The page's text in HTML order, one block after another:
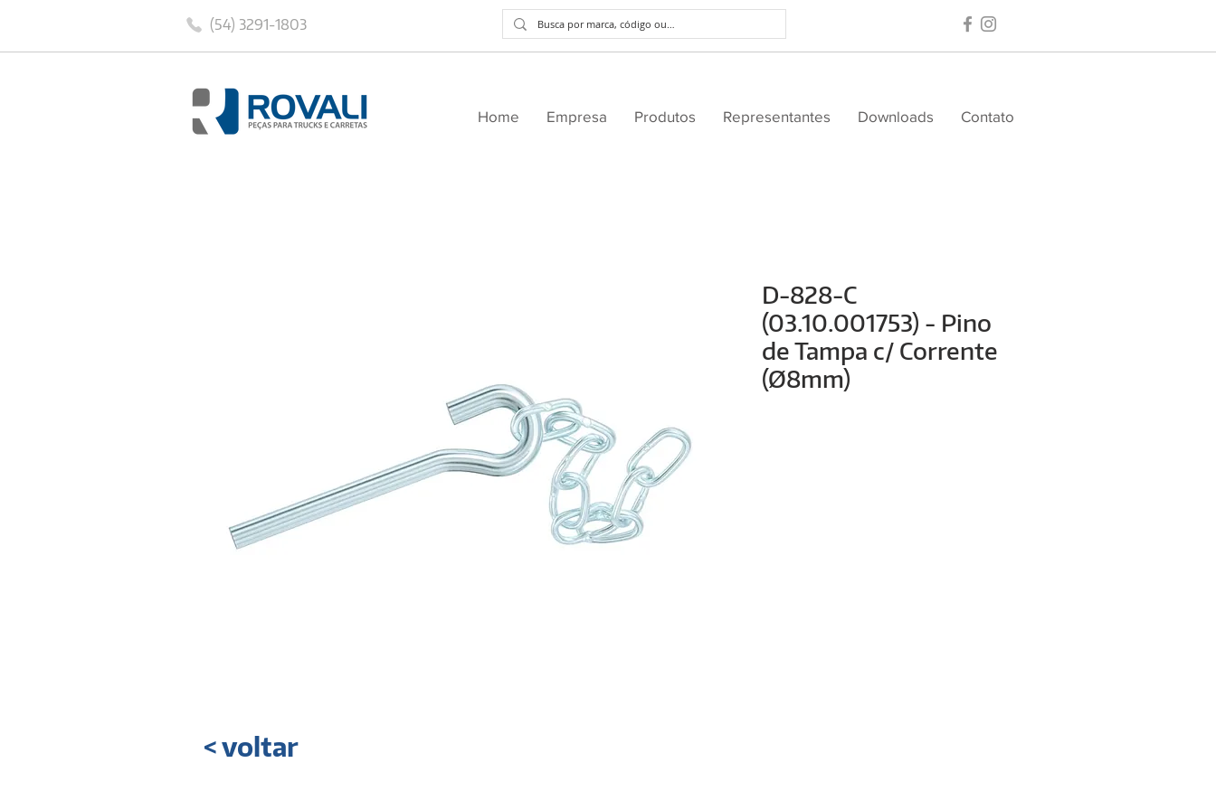
(54) 3291-1803
Home Empresa Produtos Representantes Downloads Contato
D-828-C
(03.10.001753) - Pino
de Tampa c/ Corrente
(Ø8mm)
< voltar